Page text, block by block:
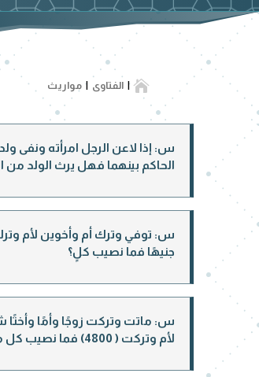
 الفتاوى مواريث
س: إذا لاعن الرجل امرأته ونفى
الحاكم بينهما فهل يرث الولد من
جنيهًا فما نصيب كلٍ؟
س: ماتت وتركت زوجًا وأمًا وأختًا
لأم وتركت ( 4800) فما نصيب كل من الورثة؟